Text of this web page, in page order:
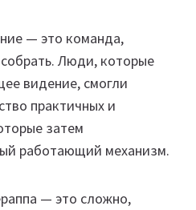
— это команда,
Люди, которые
видение, смогли
практичных и
затем
работающий механизм.
— это сложно,